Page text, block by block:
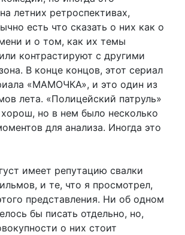
летних ретроспективах,
есть что сказать о них как о
и о том, как их темы
контрастируют с другими
В конце концов, этот сериал
«МАМОЧКА», и это один из
лета. «Полицейский патруль»
но в нем было несколько
для анализа. Иногда это
имеет репутацию свалки
и те, что я просмотрел,
представления. Ни об одном
бы писать отдельно, но,
о них стоит